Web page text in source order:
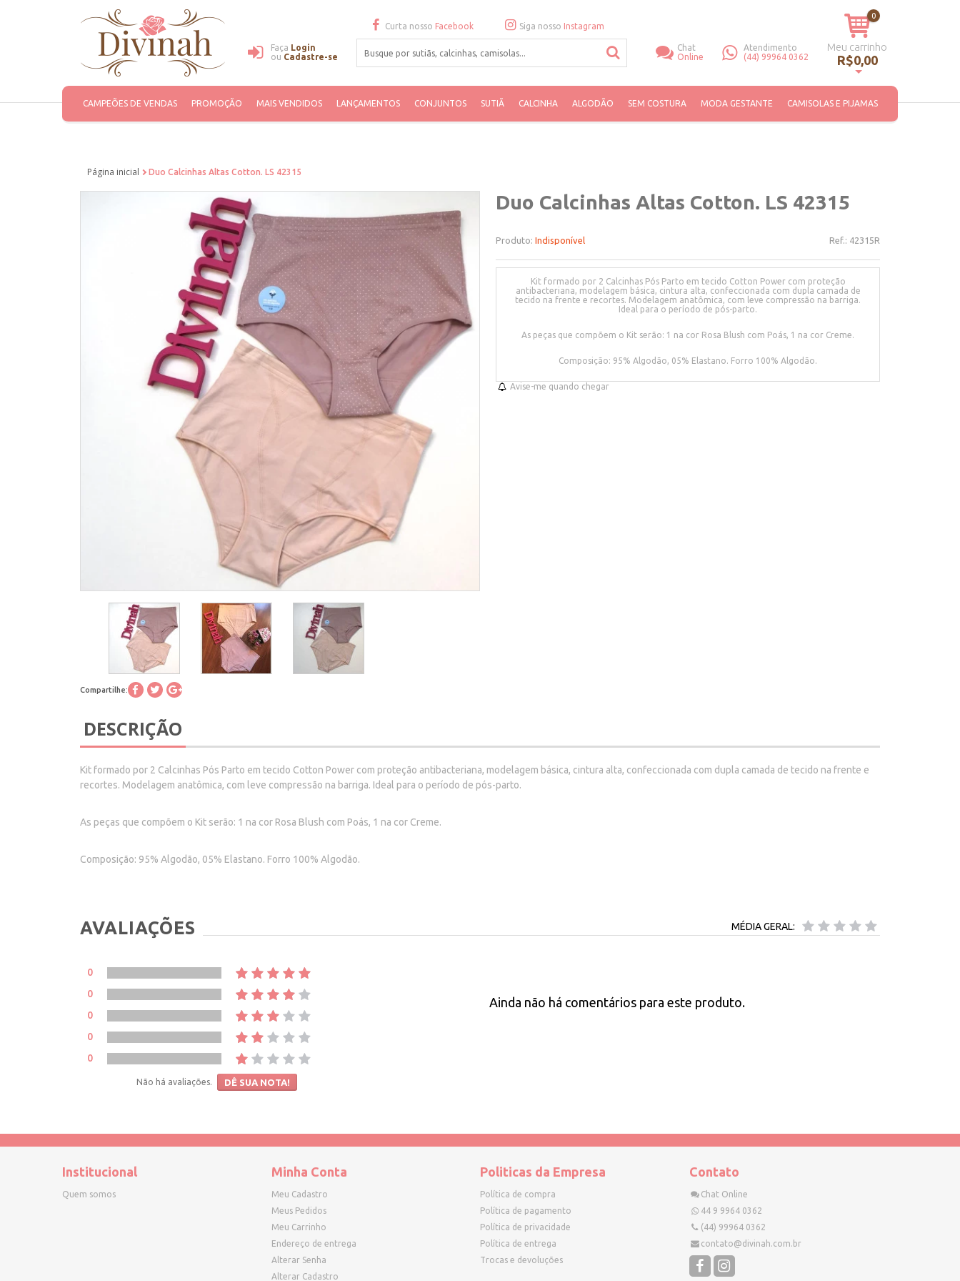
Faça Login
ou Cadastre-se
Curta nosso Facebook Siga nosso Instagram
Chat
Online
Atendimento
(44) 99964 0362
0
Meu carrinho
R$0,00
CAMPEÕES DE VENDAS PROMOÇÃO MAIS VENDIDOS LANÇAMENTOS CONJUNTOS SUTIÃ CALCINHA ALGODÃO SEM COSTURA MODA GESTANTE CAMISOLAS E PIJAMAS
Página inicial Duo Calcinhas Altas Cotton. LS 42315
Compartilhe:
Duo Calcinhas Altas Cotton. LS 42315
Produto: Indisponível Ref.: 42315R
Kit formado por 2 Calcinhas Pós Parto em tecido Cotton Power com proteção
antibacteriana, modelagem básica, cintura alta, confeccionada com dupla camada de
tecido na frente e recortes. Modelagem anatômica, com leve compressão na barriga.
Ideal para o período de pós-parto.
As peças que compõem o Kit serão: 1 na cor Rosa Blush com Poás, 1 na cor Creme.
Composição: 95% Algodão, 05% Elastano. Forro 100% Algodão.
Avise-me quando chegar
DESCRIÇÃO
Kit formado por 2 Calcinhas Pós Parto em tecido Cotton Power com proteção antibacteriana, modelagem básica, cintura alta, confeccionada com dupla camada de tecido na frente e
recortes. Modelagem anatômica, com leve compressão na barriga. Ideal para o período de pós-parto.
As peças que compõem o Kit serão: 1 na cor Rosa Blush com Poás, 1 na cor Creme.
Composição: 95% Algodão, 05% Elastano. Forro 100% Algodão.
AVALIAÇÕES MÉDIA GERAL:
Ainda não há comentários para este produto.
0
0
0
0
0
Não há avaliações. DÊ SUA NOTA!
Institucional
Quem somos
Minha Conta
Meu Cadastro
Meus Pedidos
Meu Carrinho
Endereço de entrega
Alterar Senha
Alterar Cadastro
Politicas da Empresa
Política de compra
Política de pagamento
Política de privacidade
Política de entrega
Trocas e devoluções
Contato
Chat Online
44 9 9964 0362
(44) 99964 0362
contato@divinah.com.br